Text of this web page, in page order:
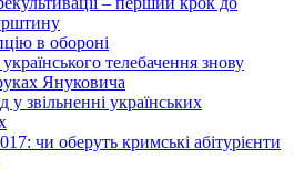
в обороні
телебачення знову
Януковича
звільненні українських
чи оберуть кримські абітурієнти